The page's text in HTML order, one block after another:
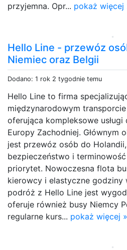
przyjemna. Opr... pokaż więcej
Hello Line - przewóz
Niemiec oraz Belgii
Dodano: 1 rok 2 tygodnie temu
Hello Line to firma
międzynarodowym
oferująca kompleksowe
Europy Zachodniej. Głównym
jest przewóz osób do
bezpieczeństwo i
priorytet. Nowoczesna flota
kierowcy i elastyczne godziny
podróż z Hello Line jest
oferuje również busy Niemcy
regularne kurs... pokaż więcej »